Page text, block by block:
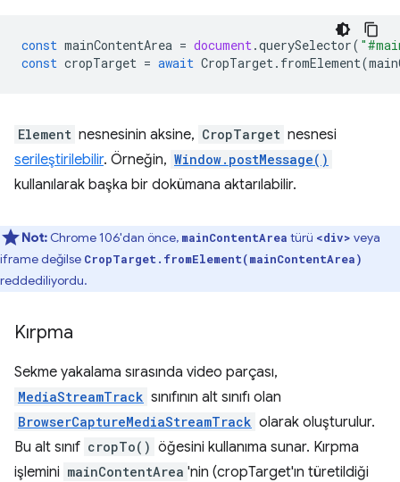
const mainContentArea = document .querySelector(
const cropTarget = await CropTarget . fromElement(
Element nesnesinin aksine, CropTarget nesnesi
serileştirilebilir. Örneğin, Window.postMessage()
kullanılarak başka bir dokümana aktarılabilir.
Not: Chrome 106'dan önce, mainContentArea türü <div> veya
iframe değilse CropTarget.fromElement(mainContentArea)
reddediliyordu.
Kırpma
Sekme yakalama sırasında video parçası,
MediaStreamTrack sınıfının alt sınıfı olan
BrowserCaptureMediaStreamTrack olarak oluşturulur.
Bu alt sınıf cropTo() öğesini kullanıma sunar. Kırpma
işlemini mainContentArea 'nin (cropTarget'ın türetildiği